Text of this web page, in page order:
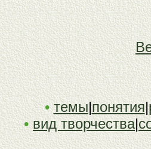
• темы|понятия|
• вид творчества|